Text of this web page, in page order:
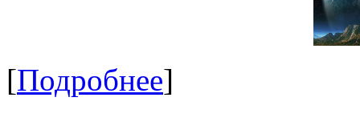
[Подробнее]